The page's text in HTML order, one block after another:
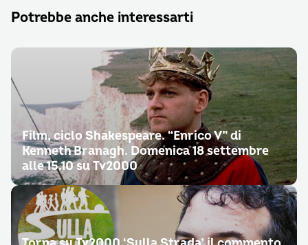
Potrebbe anche interessarti
Film, ciclo Shakespeare. “Enrico V” di
Kenneth Branagh. Domenica 18 settembre
alle 15.10 su Tv2000